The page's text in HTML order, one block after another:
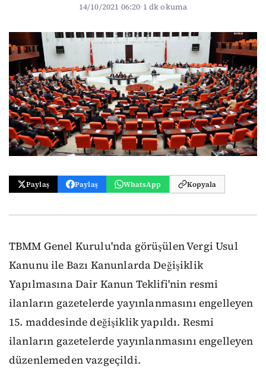
14/10/2021 06:20·1 dk okuma
Paylaş Paylaş WhatsApp Kopyala
TBMM Genel Kurulu'nda görüşülen Vergi Usul
Kanunu ile Bazı Kanunlarda Değişiklik
Yapılmasına Dair Kanun Teklifi'nin resmi
ilanların gazetelerde yayınlanmasını engelleyen
15. maddesinde değişiklik yapıldı. Resmi
ilanların gazetelerde yayınlanmasını engelleyen
düzenlemeden vazgeçildi.